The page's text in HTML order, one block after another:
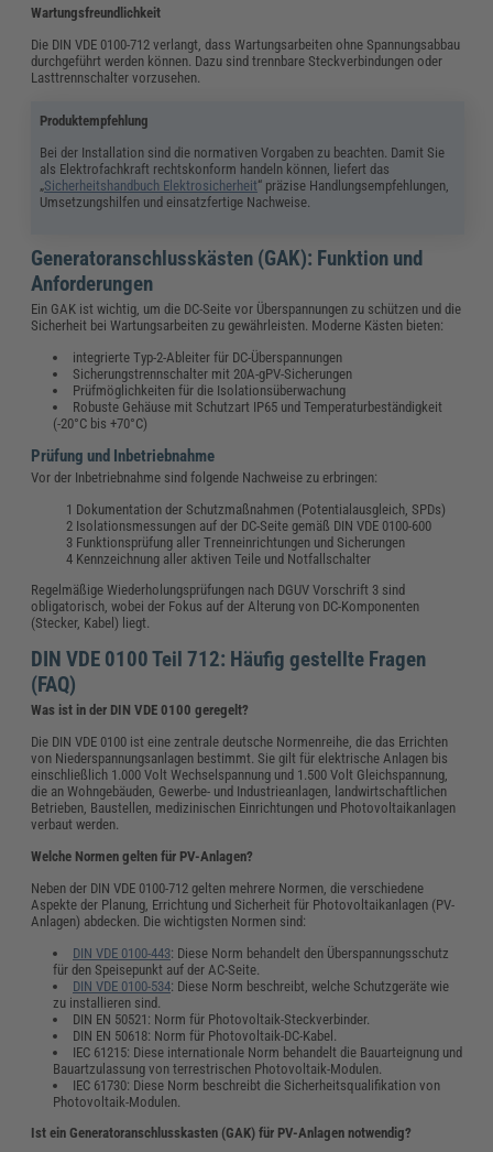
Wartungsfreundlichkeit
Die DIN VDE 0100-712 verlangt, dass Wartungsarbeiten ohne Spannungsabbau
durchgeführt werden können. Dazu sind trennbare Steckverbindungen oder
Lasttrennschalter vorzusehen.
Produktempfehlung
Bei der Installation sind die normativen Vorgaben zu beachten. Damit Sie
als Elektrofachkraft rechtskonform handeln können, liefert das
„Sicherheitshandbuch Elektrosicherheit“ präzise Handlungsempfehlungen,
Umsetzungshilfen und einsatzfertige Nachweise.
Generatoranschlusskästen (GAK): Funktion und
Anforderungen
Ein GAK ist wichtig, um die DC-Seite vor Überspannungen zu schützen und die
Sicherheit bei Wartungsarbeiten zu gewährleisten. Moderne Kästen bieten:
integrierte Typ-2-Ableiter für DC-Überspannungen
Sicherungstrennschalter mit 20A-gPV-Sicherungen
Prüfmöglichkeiten für die Isolationsüberwachung
Robuste Gehäuse mit Schutzart IP65 und Temperaturbeständigkeit
(-20°C bis +70°C)
Prüfung und Inbetriebnahme
Vor der Inbetriebnahme sind folgende Nachweise zu erbringen:
Dokumentation der Schutzmaßnahmen (Potentialausgleich, SPDs)
Isolationsmessungen auf der DC-Seite gemäß DIN VDE 0100-600
Funktionsprüfung aller Trenneinrichtungen und Sicherungen
Kennzeichnung aller aktiven Teile und Notfallschalter
Regelmäßige Wiederholungsprüfungen nach DGUV Vorschrift 3 sind
obligatorisch, wobei der Fokus auf der Alterung von DC-Komponenten
(Stecker, Kabel) liegt.
DIN VDE 0100 Teil 712: Häufig gestellte Fragen
(FAQ)
Was ist in der DIN VDE 0100 geregelt?
Die DIN VDE 0100 ist eine zentrale deutsche Normenreihe, die das Errichten
von Niederspannungsanlagen bestimmt. Sie gilt für elektrische Anlagen bis
einschließlich 1.000 Volt Wechselspannung und 1.500 Volt Gleichspannung,
die an Wohngebäuden, Gewerbe- und Industrieanlagen, landwirtschaftlichen
Betrieben, Baustellen, medizinischen Einrichtungen und Photovoltaikanlagen
verbaut werden.
Welche Normen gelten für PV-Anlagen?
Neben der DIN VDE 0100-712 gelten mehrere Normen, die verschiedene
Aspekte der Planung, Errichtung und Sicherheit für Photovoltaikanlagen (PV-
Anlagen) abdecken. Die wichtigsten Normen sind:
DIN VDE 0100-443: Diese Norm behandelt den Überspannungsschutz
für den Speisepunkt auf der AC-Seite.
DIN VDE 0100-534: Diese Norm beschreibt, welche Schutzgeräte wie
zu installieren sind.
DIN EN 50521: Norm für Photovoltaik-Steckverbinder.
DIN EN 50618: Norm für Photovoltaik-DC-Kabel.
IEC 61215: Diese internationale Norm behandelt die Bauarteignung und
Bauartzulassung von terrestrischen Photovoltaik-Modulen.
IEC 61730: Diese Norm beschreibt die Sicherheitsqualifikation von
Photovoltaik-Modulen.
Ist ein Generatoranschlusskasten (GAK) für PV-Anlagen notwendig?